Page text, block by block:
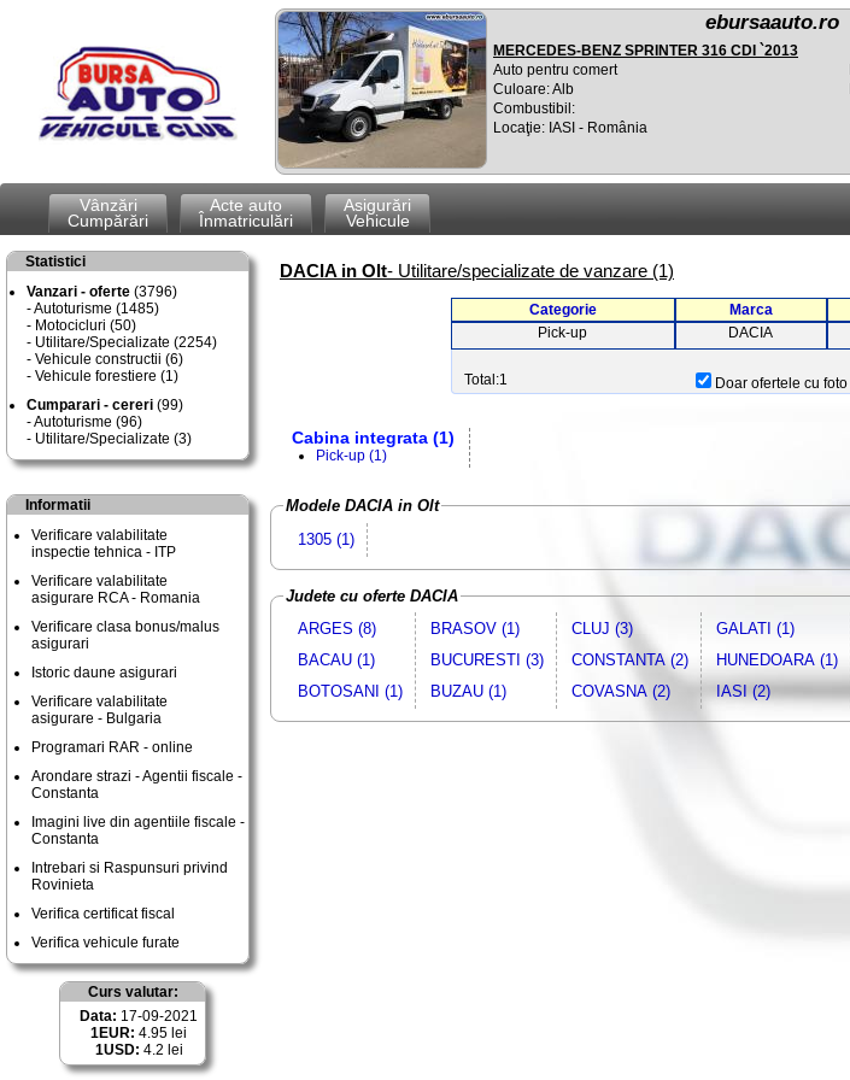
ebursaauto.ro
MERCEDES-BENZ SPRINTER 316 CDI `2013
Auto pentru comert
Culoare: Alb
Combustibil:
Locaţie: IASI - România
Vânzări
Cumpărări
Acte auto
Înmatriculări
Asigurări
Vehicule
Statistici
Vanzari - oferte (3796)
Autoturisme (1485)
Motocicluri (50)
Utilitare/Specializate (2254)
Vehicule constructii (6)
Vehicule forestiere (1)
Cumparari - cereri (99)
Autoturisme (96)
Utilitare/Specializate (3)
Informatii
Verificare valabilitate
inspectie tehnica - ITP
Verificare valabilitate
asigurare RCA - Romania
Verificare clasa bonus/malus
asigurari
Istoric daune asigurari
Verificare valabilitate
asigurare - Bulgaria
Programari RAR - online
Arondare strazi - Agentii fiscale -
Constanta
Imagini live din agentiile fiscale -
Constanta
Intrebari si Raspunsuri privind
Rovinieta
Verifica certificat fiscal
Verifica vehicule furate
Curs valutar:
Data: 17-09-2021
1EUR: 4.95 lei
1USD: 4.2 lei
DACIA in Olt- Utilitare/specializate de vanzare (1)
Categorie Marca
Pick-up
DACIA
Total:1 Doar ofertele cu foto
Cabina integrata (1)
Pick-up (1)
Modele DACIA in Olt
1305 (1)
Judete cu oferte DACIA
ARGES (8)
BACAU (1)
BOTOSANI (1)
BRASOV (1)
BUCURESTI (3)
BUZAU (1)
CLUJ (3)
CONSTANTA (2)
COVASNA (2)
GALATI (1)
HUNEDOARA (1)
IASI (2)